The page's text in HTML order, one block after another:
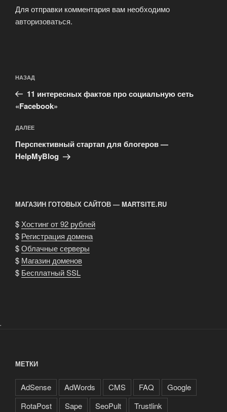
Для отправки комментария вам необходимо
авторизоваться.
по
записям
Предыдущая
запись:
НАЗАД
11 интересных фактов про социальную сеть
«Facebook»
Следующая
запись
ДАЛЕЕ
Перспективный стартап для блогеров —
HelpMyBlog
МАГАЗИН ГОТОВЫХ САЙТОВ — MARTSITE.RU
$ Хостинг от 92 рублей
$ Регистрация домена
$Облачные серверы
$ Магазин доменов
$ Бесплатный SSL
.
МЕТКИ
AdSense AdWords CMS FAQ
Google
RotaPost
Sape SeoPult
Trustlink